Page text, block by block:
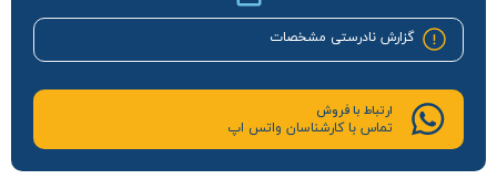
گزارش نادرستی مشخصات
ارتباط با فروش
تماس با کارشناسان واتس اپ